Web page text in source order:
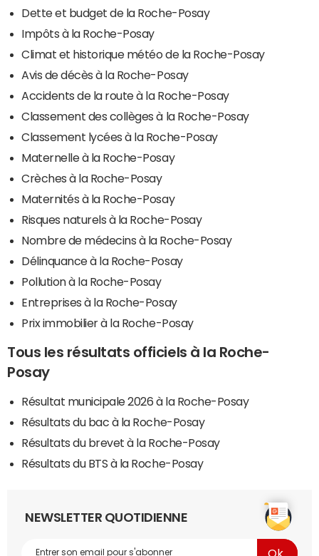
Dette et budget de la Roche-Posay
Impôts à la Roche-Posay
Climat et historique météo de la Roche-Posay
Avis de décès à la Roche-Posay
Accidents de la route à la Roche-Posay
Classement des collèges à la Roche-Posay
Classement lycées à la Roche-Posay
Maternelle à la Roche-Posay
Crèches à la Roche-Posay
Maternités à la Roche-Posay
Risques naturels à la Roche-Posay
Nombre de médecins à la Roche-Posay
Délinquance à la Roche-Posay
Pollution à la Roche-Posay
Entreprises à la Roche-Posay
Prix immobilier à la Roche-Posay
Tous les résultats officiels à la Roche-
Posay
Résultat municipale 2026 à la Roche-Posay
Résultats du bac à la Roche-Posay
Résultats du brevet à la Roche-Posay
Résultats du BTS à la Roche-Posay
NEWSLETTER QUOTIDIENNE